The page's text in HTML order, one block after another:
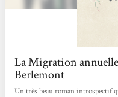
La Migration annuelle
Berlemont
Un très beau roman introspectif